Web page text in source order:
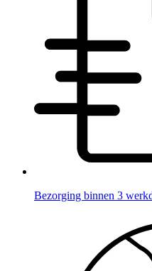
Bezorging binnen 3